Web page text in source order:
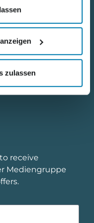
zulassen
receive
Mediengruppe